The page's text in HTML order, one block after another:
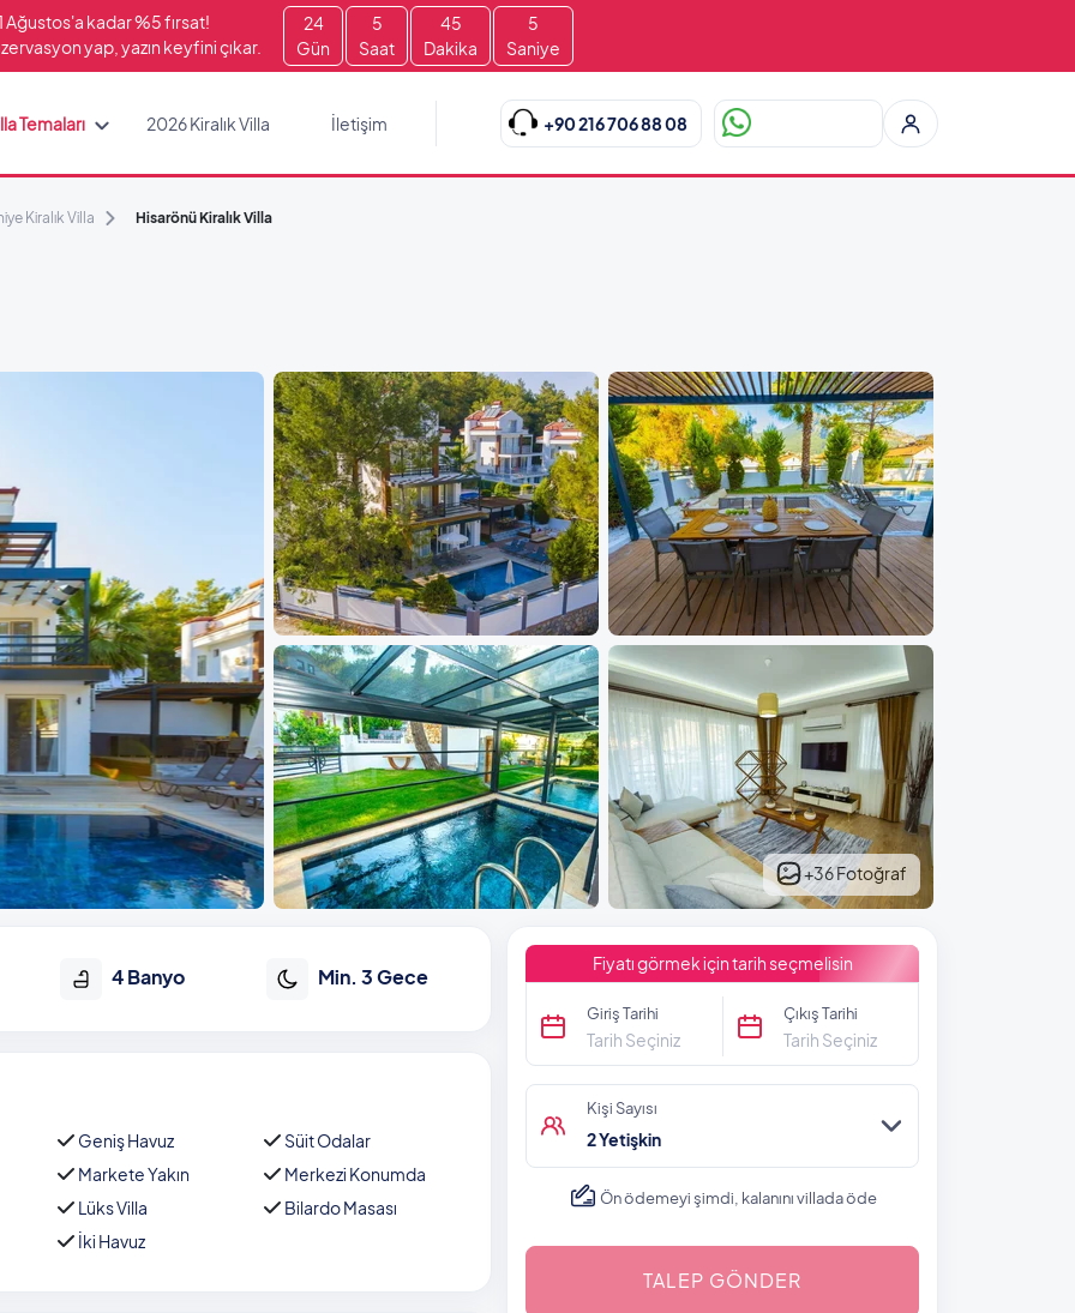
Ağustos'a kadar %5 fırsat!
yap, yazın keyfini çıkar.
24
Gün
5
Saat
45
Dakika
2
Saniye
Temaları 2026 Kiralık Villa İletişim +90 216 706 88 08
Kiralık Villa Hisarönü Kiralık Villa
+36 Fotoğraf
4 Banyo Min. 3 Gece
Geniş Havuz
Süit Odalar
Markete Yakın
Merkezi Konumda
Lüks Villa
Bilardo Masası
İki Havuz
Fiyatı görmek için tarih seçmelisin
Giriş Tarihi
Tarih Seçiniz
Çıkış Tarihi
Tarih Seçiniz
Kişi Sayısı
2 Yetişkin
Ön ödemeyi şimdi, kalanını villada öde
TALEP GÖNDER